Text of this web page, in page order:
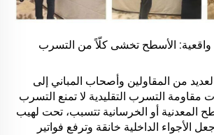
واقعية: الأسطح تخشى كلّاً من التسرب
من المقاولين وأصحاب المباني إلى
التسرب التقليدية لا تمنع التسرب
المعدنية أو الخرسانية تتسبب، تحت لهيب
الداخلية خانقة وترفع فواتير